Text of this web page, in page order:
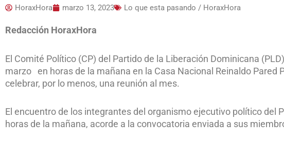
HoraxHora marzo 13, 2023 Lo que esta pasando / HoraxHora
Redacción HoraxHora
El Comité Político (CP) del Partido de la Liberación Dominicana
marzo en horas de la mañana en la Casa Nacional Reinaldo Pared
celebrar, por lo menos, una reunión al mes.
El encuentro de los integrantes del organismo ejecutivo político del
horas de la mañana, acorde a la convocatoria enviada a sus